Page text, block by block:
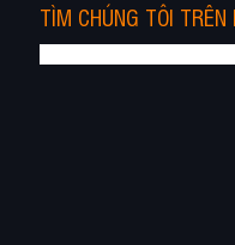
TÌM CHÚNG TÔI TRÊN